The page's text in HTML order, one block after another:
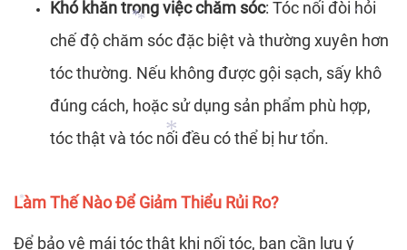
*
*
Khó khăn trong việc chăm sóc: Tóc nối đòi hỏi
chế độ chăm sóc đặc biệt và thường xuyên hơn
tóc thường. Nếu không được gội sạch, sấy khô
đúng cách, hoặc sử dụng sản phẩm phù hợp,
tóc thật và tóc nối đều có thể bị hư tổn.
Làm Thế Nào Để Giảm Thiểu Rủi Ro?
Để bảo vệ mái tóc thật khi nối tóc, bạn cần lưu ý